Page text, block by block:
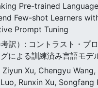
Pre-trained
Few-shot Learners
Prompt Tuning
訳）: コントラスト・プ
による訓練済み言語モデ
Xu, Chengyu Wang,
Runxin Xu, Songfang